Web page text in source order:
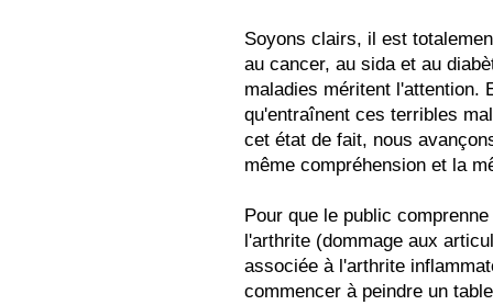
Soyons clairs, il est
au cancer, au sida et au
maladies méritent l'attention.
qu'entraînent ces terribles
cet état de fait, nous
même compréhension et la
Pour que le public
l'arthrite (dommage aux
associée à l'arthrite
commencer à peindre un